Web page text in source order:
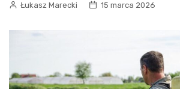
Łukasz Marecki 15 marca 2026